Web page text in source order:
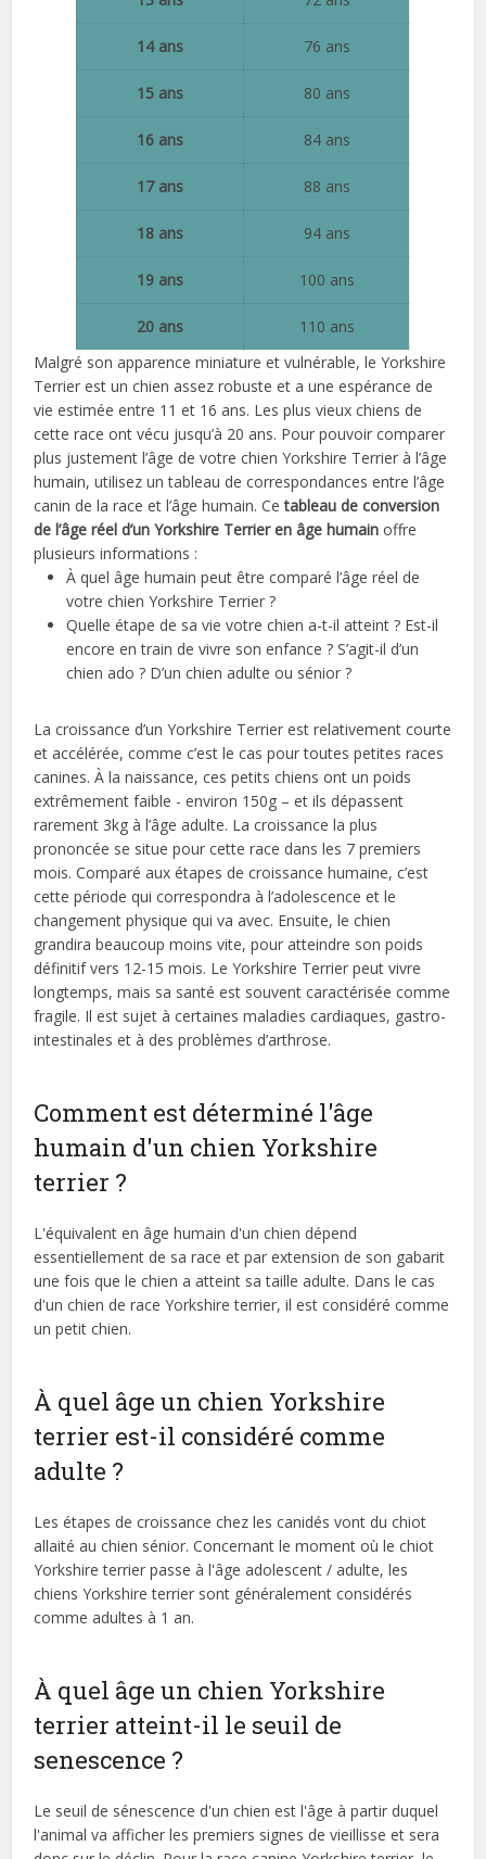
14 ans 76 ans
15 ans 80 ans
16 ans 84 ans
17 ans 88 ans
18 ans 94 ans
19 ans 100 ans
20 ans
110 ans
Malgré son apparence miniature et vulnérable, le Yorkshire
Terrier est un chien assez robuste et a une espérance de
vie estimée entre 11 et 16 ans. Les plus vieux chiens de
cette race ont vécu jusqu’à 20 ans. Pour pouvoir comparer
plus justement l’âge de votre chien Yorkshire Terrier à l’âge
humain, utilisez un tableau de correspondances entre l’âge
canin de la race et l’âge humain. Cetableau de conversion
de l’âge réel d’un Yorkshire Terrier en âge humain offre
plusieurs informations :
À quel âge humain peut être comparé l’âge réel de
votre chien Yorkshire Terrier ?
Quelle étape de sa vie votre chien a-t-il atteint ? Est-il
encore en train de vivre son enfance ? S’agit-il d’un
chien ado ? D’un chien adulte ou sénior ?
La croissance d’un Yorkshire Terrier est relativement courte
et accélérée, comme c’est le cas pour toutes petites races
canines. À la naissance, ces petits chiens ont un poids
extrêmement faible - environ 150g – et ils dépassent
rarement 3kg à l’âge adulte. La croissance la plus
prononcée se situe pour cette race dans les 7 premiers
mois. Comparé aux étapes de croissance humaine, c’est
cette période qui correspondra à l’adolescence et le
changement physique qui va avec. Ensuite, le chien
grandira beaucoup moins vite, pour atteindre son poids
définitif vers 12-15 mois. Le Yorkshire Terrier peut vivre
longtemps, mais sa santé est souvent caractérisée comme
fragile. Il est sujet à certaines maladies cardiaques, gastro-
intestinales et à des problèmes d’arthrose.
Comment est déterminé l'âge
humain d'un chien Yorkshire
terrier ?
L'équivalent en âge humain d'un chien dépend
essentiellement de sa race et par extension de son gabarit
une fois que le chien a atteint sa taille adulte. Dans le cas
d'un chien de race Yorkshire terrier, il est considéré comme
un petit chien.
À quel âge un chien Yorkshire
terrier est-il considéré comme
adulte ?
Les étapes de croissance chez les canidés vont du chiot
allaité au chien sénior. Concernant le moment où le chiot
Yorkshire terrier passe à l'âge adolescent / adulte, les
chiens Yorkshire terrier sont généralement considérés
comme adultes à 1 an.
À quel âge un chien Yorkshire
terrier atteint-il le seuil de
senescence ?
Le seuil de sénescence d'un chien est l'âge à partir duquel
l'animal va afficher les premiers signes de vieillisse et sera